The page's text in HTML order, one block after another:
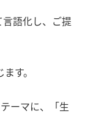
語化し、ご提
す。
ーマに、「生